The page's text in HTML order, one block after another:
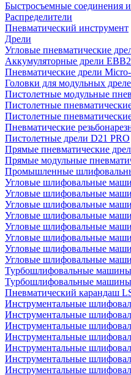
Быстросъемные соединения
Распределители
Пневматический инструмент
Дрели
Угловые пневматические
Аккумуляторные дрели
Пневматические дрели
Головки для модульных
Пистолетные модульные
Пистолетные
Пистолетные
Пневматические
Пистолетные дрели D21 PRO
Прямые пневматические
Прямые модульные
Промышленные
Угловые шлифовальные
Угловые шлифовальные
Угловые шлифовальные
Угловые шлифовальные
Угловые шлифовальные
Угловые шлифовальные
Угловые шлифовальные
Угловые шлифовальные
Турбошлифовальные
Турбошлифовальные
Пневматический карандаш
Инструментальные
Инструментальные
Инструментальные
Инструментальные
Инструментальные
Инструментальные
Инструментальные